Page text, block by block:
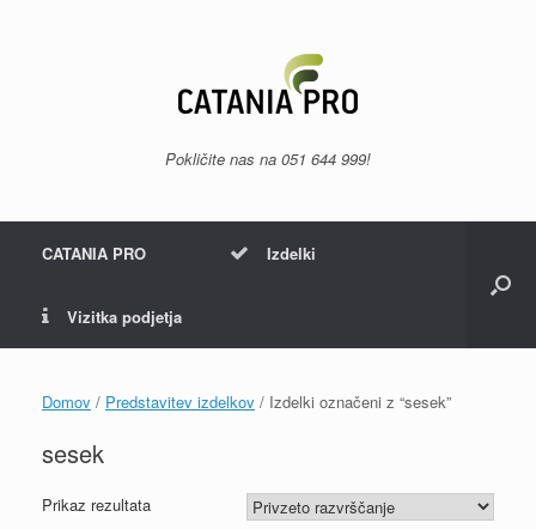
Pokličite nas na 051 644 999!
CATANIA PRO Izdelki
Vizitka podjetja
Domov / Predstavitev izdelkov / Izdelki označeni z “sesek”
sesek
Prikaz rezultata